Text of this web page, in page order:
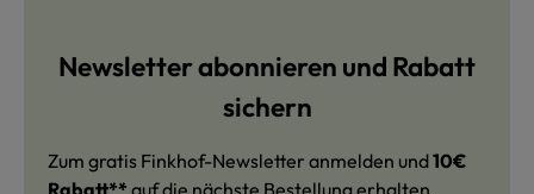
Newsletter abonnieren und Rabatt
sichern
Zum gratis Finkhof-Newsletter anmelden und10€